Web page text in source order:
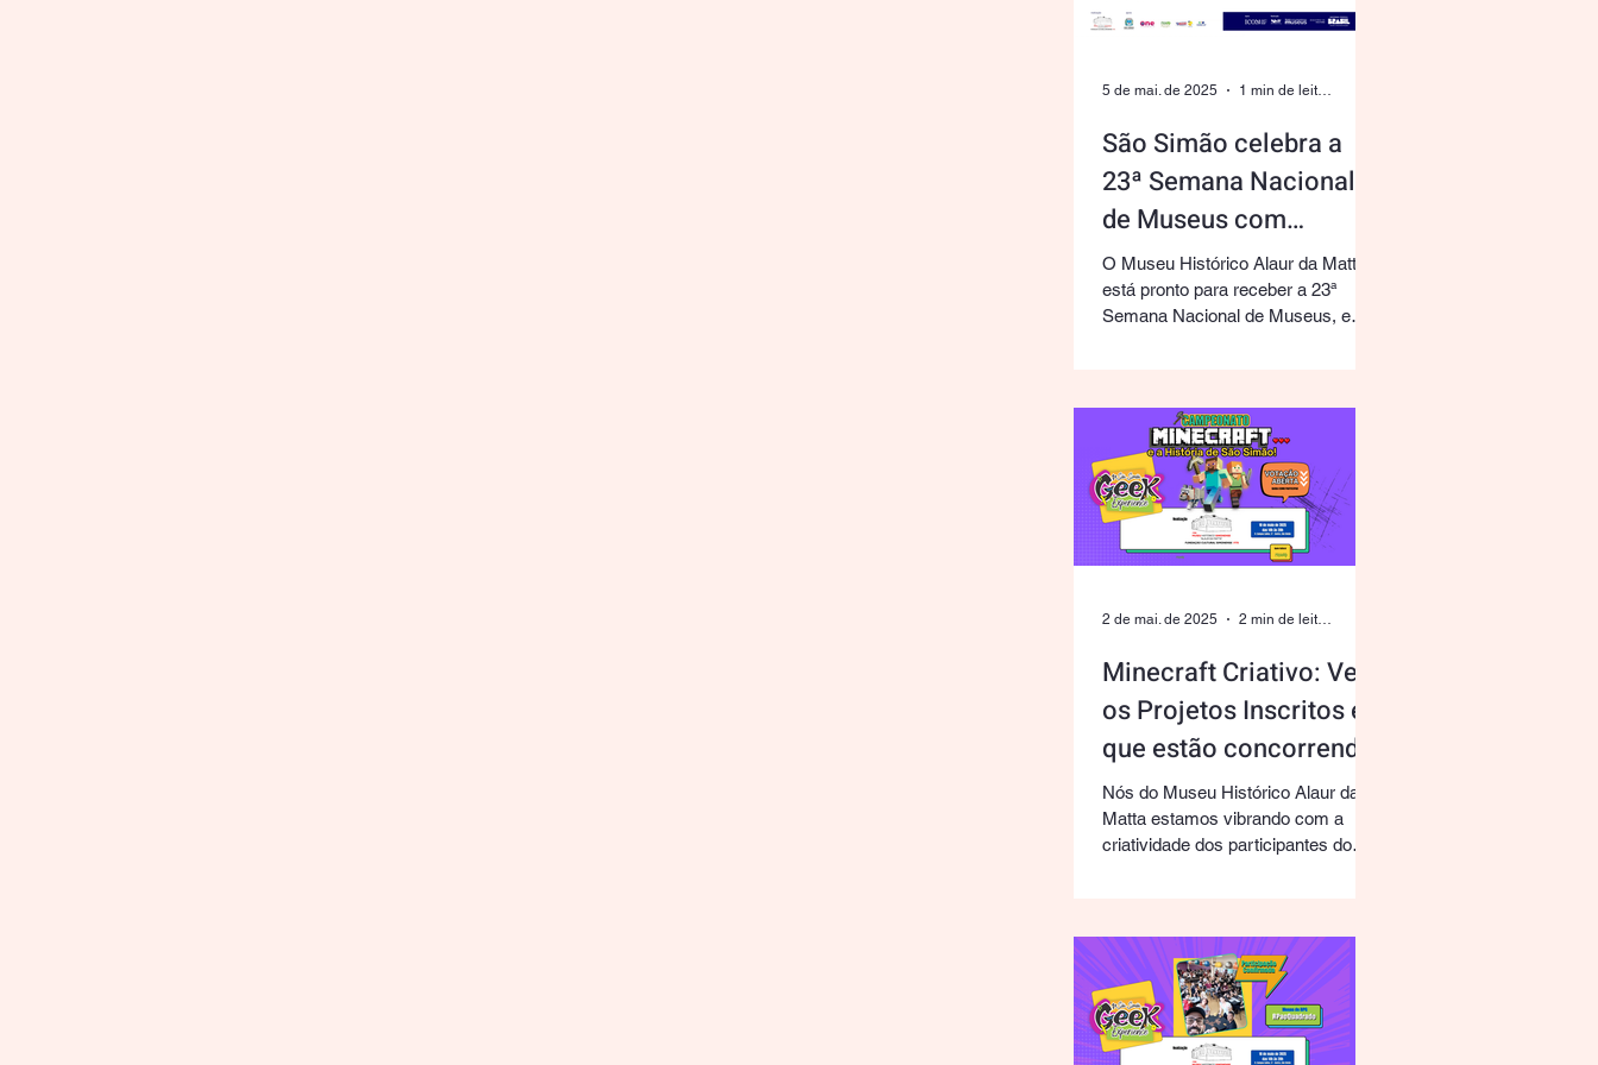
São Simão celebra a
23ª Semana Nacional
de Museus com
inovação e cultura pop
O Museu Histórico Alaur da Matta
está pronto para receber a 23ª
Semana Nacional de Museus, e
5 de mai. de 2025 1 min de leitura
Minecraft Criativo: Veja
os Projetos Inscritos e
que estão concorrendo
em nosso Concurso!
Nós do Museu Histórico Alaur da
Matta estamos vibrando com a
criatividade dos participantes do
2 de mai. de 2025 2 min de leitura